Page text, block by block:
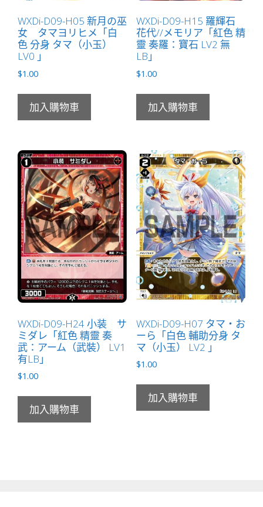
WXDi-D09-H05 新月の巫
女 タマヨリヒメ「白
色 分身 タマ（小玉）
LV0 」
$1.00
加入購物車
WXDi-D09-H15 羅輝石
花代//メモリア「紅色 精
靈 奏羅：寶石 LV2 無
LB」
$1.00
加入購物車
WXDi-D09-H24 小装 サ
ミダレ「紅色 精靈 奏
武：アーム（武裝） LV1
有LB」
$1.00
加入購物車
WXDi-D09-H07 タマ・お
ーら「白色 輔助分身 タ
マ（小玉） LV2 」
$1.00
加入購物車